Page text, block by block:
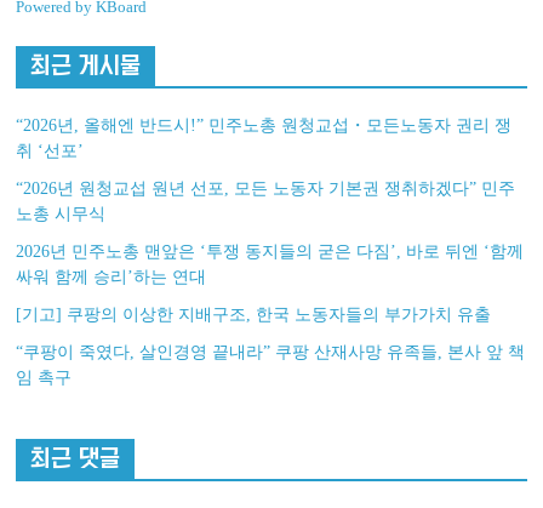
Powered by KBoard
최근 게시물
“2026년, 올해엔 반드시!” 민주노총 원청교섭・모든노동자 권리 쟁
취 ‘선포’
“2026년 원청교섭 원년 선포, 모든 노동자 기본권 쟁취하겠다” 민주
노총 시무식
2026년 민주노총 맨앞은 ‘투쟁 동지들의 굳은 다짐’, 바로 뒤엔 ‘함께
싸워 함께 승리’하는 연대
[기고] 쿠팡의 이상한 지배구조, 한국 노동자들의 부가가치 유출
“쿠팡이 죽였다, 살인경영 끝내라” 쿠팡 산재사망 유족들, 본사 앞 책
임 촉구
최근 댓글